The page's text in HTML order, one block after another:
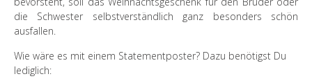
die Schwester selbstverständlich ganz besonders schön
ausfallen.
Wie wäre es mit einem Statementposter? Dazu benötigst Du
lediglich: